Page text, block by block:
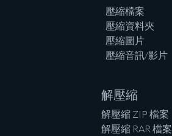
壓縮檔案
壓縮資料夾
壓縮圖片
壓縮音訊/影片
解壓縮
解壓縮 ZIP 檔案
解壓縮 RAR 檔案